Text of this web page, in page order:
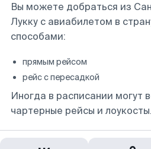
Вы можете добраться из
Лукку с авиабилетом в
способами:
прямым рейсом
рейс с пересадкой
Иногда в расписании могут
чартерные рейсы и лоукосты.